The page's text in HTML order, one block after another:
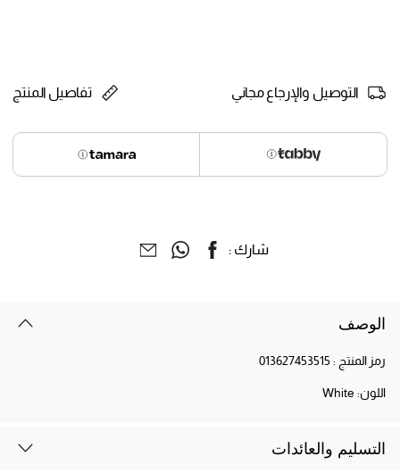
التوصيل والإرجاع مجاني تفاصيل المنتج
شارك :
الوصف
رمز المنتج : 013627453515
اللون:White
التسليم والعائدات